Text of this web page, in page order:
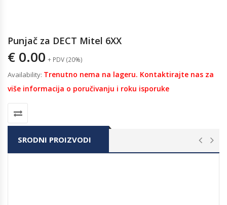
Punjač za DECT Mitel 6XX
€ 0.00 + PDV (20%)
Availability: Trenutno nema na lageru. Kontaktirajte nas za
više informacija o poručivanju i roku isporuke
SRODNI PROIZVODI